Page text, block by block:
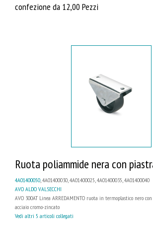
confezione da 12,00 Pezzi
Ruota poliammide nera con
4A01400050 , 4A01400030, 4A01400025, 4A01400035, 4A01400040
AVO ALDO VALSECCHI
AVO 300AT Linea ARREDAMENTO ruota in termoplastico nero
acciaio cromo-zincato
Vedi altri 5 articoli collegati